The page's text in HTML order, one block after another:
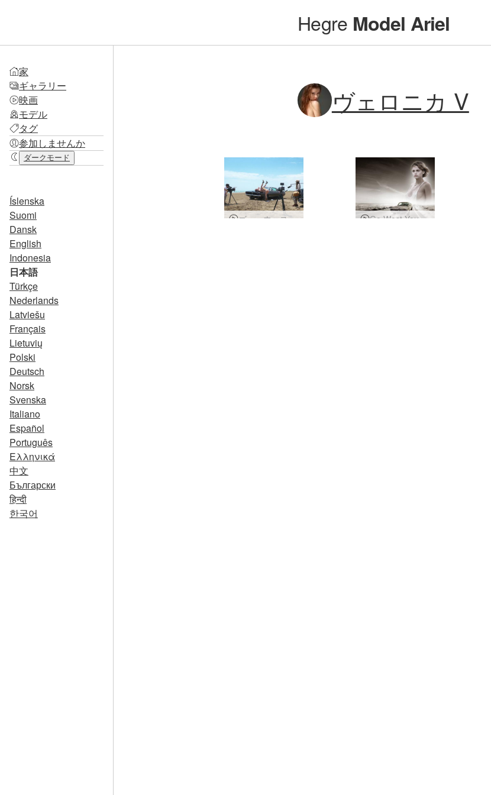
Hegre Model Ariel
家
ギャラリー
映画
モデル
タグ
参加しませんか
ダークモード
Íslenska
Suomi
Dansk
English
Indonesia
日本語
Türkçe
Nederlands
Latviešu
Français
Lietuvių
Polski
Deutsch
Norsk
Svenska
Italiano
Español
Português
Ελληνικά
中文
Български
हिन्दी
한국어
ヴェロニカ V
ゴー・ウェスト・ヤング・ガールのメイキング Go West Young Girl